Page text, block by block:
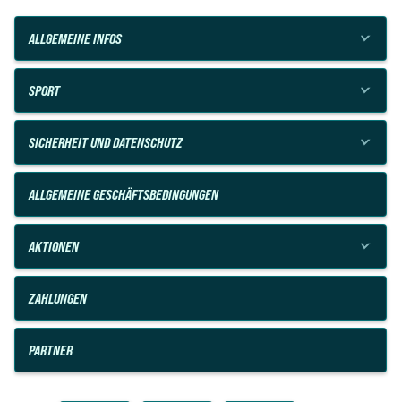
ALLGEMEINE INFOS
SPORT
SICHERHEIT UND DATENSCHUTZ
ALLGEMEINE GESCHÄFTSBEDINGUNGEN
AKTIONEN
ZAHLUNGEN
PARTNER